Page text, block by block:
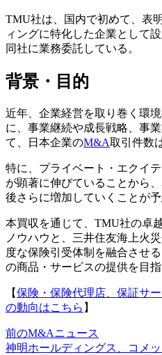
TMU社は、国内で初めて、表
ィングに特化した企業として
同社に業務委託している。
背景・目的
近年、企業経営を取り巻く環
に、事業継続や成長戦略、事
て、日本企業のM&A取引件数
特に、プライベート・エクイ
が顕著に伸びていることから
後さらに増加していくことが予
本買収を通じて、TMU社の卓
ノウハウと、三井住友海上火
度な保険引受体制を融合させ
の商品・サービスの提供を目指
【保険・保険代理店、保証サ
の動向はこちら 】
前のM&Aニュース
神明ホールディングス、コメ